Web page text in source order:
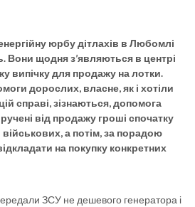
юрбу дітлахів в Любомлі
Вони щодня з’являються в центрі
випічку для продажу на лотки.
дорослих, власне, як і хотіли
справі, зізнаються, допомога
від продажу гроші спочатку
а потім, за порадою
на покупку конкретних
ЗСУ не дешевого генератора і